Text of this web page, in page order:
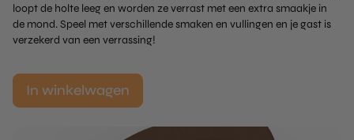
loopt de holte leeg en worden ze verrast met een extra smaakje in
de mond. Speel met verschillende smaken en vullingen en je gast is
verzekerd van een verrassing!
In winkelwagen